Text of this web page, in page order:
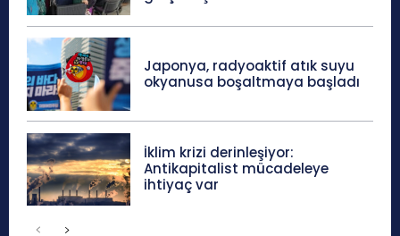
Japonya, radyoaktif atık suyu
okyanusa boşaltmaya başladı
İklim krizi derinleşiyor:
Antikapitalist mücadeleye
ihtiyaç var